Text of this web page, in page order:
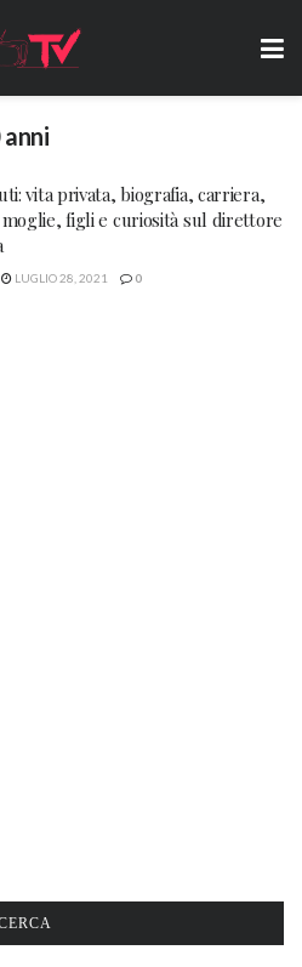
vita privata, biografia, carriera,
figli e curiosità sul direttore
LUGLIO 28, 2021 0